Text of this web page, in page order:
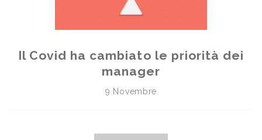
Il Covid ha cambiato le priorità dei
manager
9 Novembre